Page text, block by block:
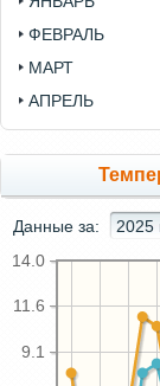
ФЕВРАЛЬ
МАРТ
АПРЕЛЬ
Данные за: 2025
9.1
11.6
14.0